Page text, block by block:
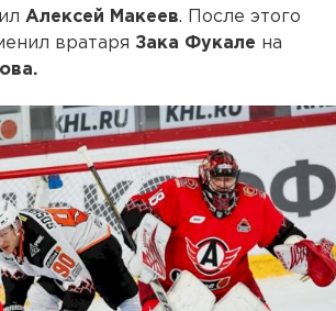
Алексей Макеев. После этого
вратаря Зака Фукале на